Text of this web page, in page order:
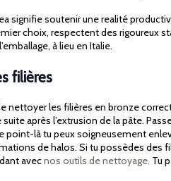
signifie soutenir une realité
choix, respectent des rigoureux
à lieu en Italie.
filières
nettoyer les filières en bronze
après l’extrusion de la pâte.
point-là tu peux soigneusement
de halos. Si tu possèdes des
avecnos outils de nettoyage. Tu